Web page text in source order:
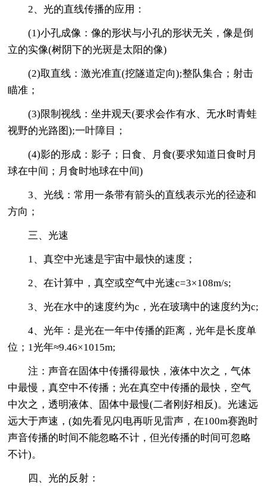
2、光的直线传播的应用：
(1)小孔成像：像的形状与小孔的形状无关，像是倒
立的实像(树阴下的光斑是太阳的像)
(2)取直线：激光准直(挖隧道定向);整队集合；射击
瞄准；
(3)限制视线：坐井观天(要求会作有水、无水时青蛙
视野的光路图);一叶障目；
(4)影的形成：影子；日食、月食(要求知道日食时月
球在中间；月食时地球在中间)
3、光线：常用一条带有箭头的直线表示光的径迹和
方向；
三、光速
1、真空中光速是宇宙中最快的速度；
2、在计算中，真空或空气中光速c=3×108m/s;
3、光在水中的速度约为c，光在玻璃中的速度约为c;
4、光年：是光在一年中传播的距离，光年是长度单
位；1光年≈9.46×1015m;
注：声音在固体中传播得最快，液体中次之，气体
中最慢，真空中不传播；光在真空中传播的最快，空气
中次之，透明液体、固体中最慢(二者刚好相反)。光速远
远大于声速，(如先看见闪电再听见雷声，在100m赛跑时
声音传播的时间不能忽略不计，但光传播的时间可忽略
不计)。
四、光的反射：